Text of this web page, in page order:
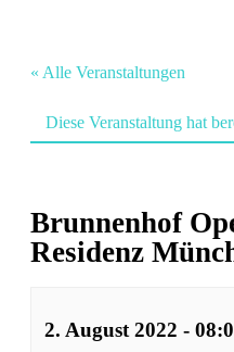
« Alle Veranstaltungen
Diese Veranstaltung hat
Brunnenhof
Residenz
2. August 2022 -